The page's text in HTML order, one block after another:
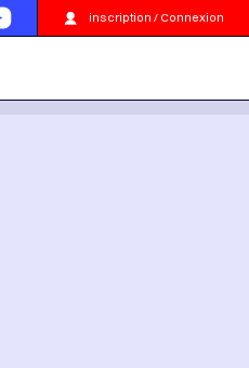
inscription / Connexion